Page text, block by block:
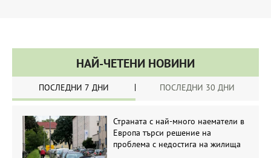
НАЙ-ЧЕТЕНИ НОВИНИ
ПОСЛЕДНИ 7 ДНИ ПОСЛЕДНИ 30 ДНИ
Страната с най-много наематели в
Европа търси решение на
проблема с недостига на жилища